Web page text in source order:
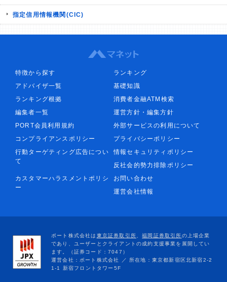
指定信用情報機関(CIC)
特徴から探す
ランキング
アドバイザ一覧
基礎知識
ランキング根拠
消費者金融ATM検索
編集者一覧
運営方針・編集方針
PORT会員利用規約
外部サービスの利用について
コンプライアンスポリシー
プライバシーポリシー
行動ターゲティング広告につい
て
情報セキュリティポリシー
反社会的勢力排除ポリシー
カスタマーハラスメントポリシ
ー
お問い合わせ
運営会社情報